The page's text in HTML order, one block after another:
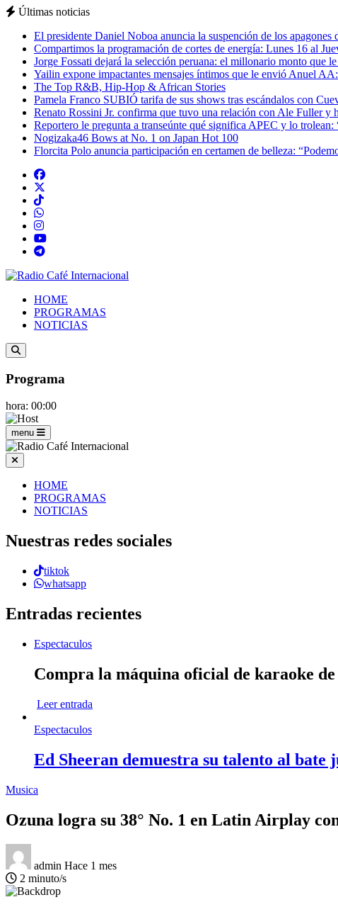
Últimas noticias
El presidente Daniel Noboa anuncia la suspención de los apagones
Compartimos la programación de cortes de energía: Lunes 16 al
Jorge Fossati dejará la selección peruana: el millonario monto que
Yailin expone impactantes mensajes íntimos que le envió Anuel
The Top R&B, Hip-Hop & African Stories
Pamela Franco SUBIÓ tarifa de sus shows tras escándalos con
Renato Rossini Jr. confirma que tuvo una relación con Ale Fuller y
Reportero le pregunta a transeúnte qué significa APEC y lo
Nogizaka46 Bows at No. 1 on Japan Hot 100
Florcita Polo anuncia participación en certamen de belleza:
HOME
PROGRAMAS
NOTICIAS
Programa
hora: 00:00
menu
HOME
PROGRAMAS
NOTICIAS
Nuestras redes sociales
tiktok
whatsapp
Entradas recientes
Espectaculos
Compra la máquina oficial de karaoke
Leer entrada
Espectaculos
Ed Sheeran demuestra su talento al bate
Musica
Ozuna logra su 38° No. 1 en Latin Airplay
admin Hace 1 mes
2 minuto/s